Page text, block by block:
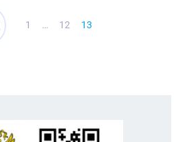
по
1 … 12 13